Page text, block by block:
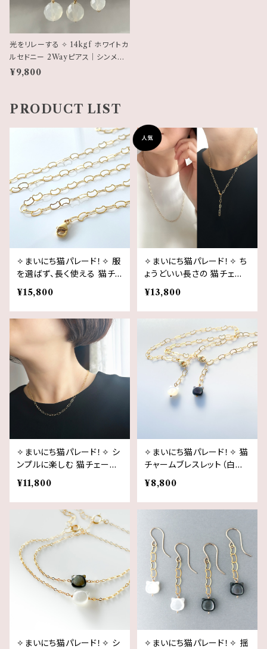
光をリレーする ✧ 14kgf ホワイトカ
ルセドニー 2Wayピアス｜シンメトリ
ー⇄アシンメトリー
¥9,800
PRODUCT LIST
✧まいにち猫パレード！✧ 服
を選ばず、長く使える 猫チェ
ーンネックレス | 14kgf
¥15,800
✧まいにち猫パレード！✧ ち
ょうどいい長さの 猫チェー
ンネックレス｜50cm / 60c
m・14kgf Y字 猫モチーフ
¥13,800
✧まいにち猫パレード！✧ シ
ンプルに楽しむ 猫チェーン
ネックレス｜45cm・1連・14
kgf 猫モチーフ
¥11,800
✧まいにち猫パレード！✧ 猫
チャームブレスレット（白猫
or 黒猫・14kgf 猫チェー
ン）｜白蝶貝 黒蝶貝 ｜19.5
cmフリーサイズ｜
¥8,800
✧まいにち猫パレード！✧ シ
✧まいにち猫パレード！✧ 揺